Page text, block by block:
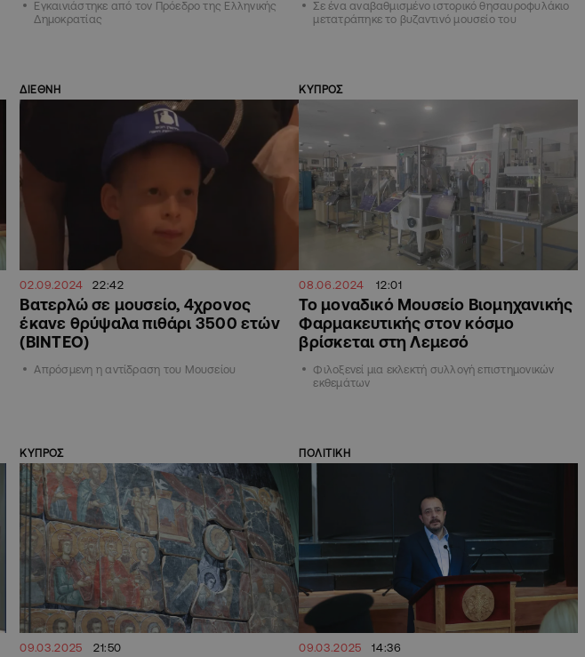
Εγκαινιάστηκε από τον Πρόεδρο της Ελληνικής
Δημοκρατίας
Σε ένα αναβαθμισμένο ιστορικό θησαυροφυλάκιο
μετατράπηκε το βυζαντινό μουσείο του
ΔΙΕΘΝΗ
02.09.2024 22:42
Βατερλώ σε μουσείο, 4χρονος
έκανε θρύψαλα πιθάρι 3500 ετών
(ΒΙΝΤΕΟ)
Απρόσμενη η αντίδραση του Μουσείου
ΚΥΠΡΟΣ
08.06.2024 12:01
Το μοναδικό Μουσείο Βιομηχανικής
Φαρμακευτικής στον κόσμο
βρίσκεται στη Λεμεσό
Φιλοξενεί μια εκλεκτή συλλογή επιστημονικών
εκθεμάτων
ΚΥΠΡΟΣ
09.03.2025 21:50
ΠΟΛΙΤΙΚΗ
09.03.2025 14:36